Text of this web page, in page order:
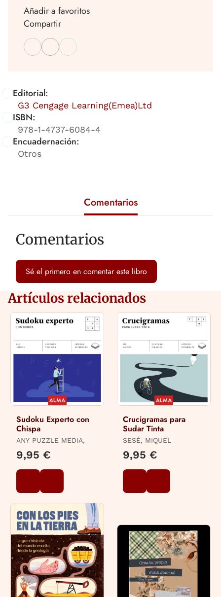
Editorial:
G3 Cengage Learning(Emea)Ltd
ISBN:
978-1-4737-6084-4
Encuadernación:
Otros
Añadir a favoritos
Compartir
Comentarios
Comentarios
Sé el primero en comentar este libro
Artículos relacionados
Sudoku Experto con
Chispa
ANY PUZZLE MEDIA,
9,95 €
Crucigramas para
Sudar Tinta
SESÉ, MIQUEL
9,95 €